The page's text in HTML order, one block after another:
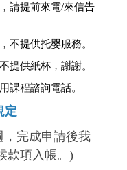
請提前來電/來信告
不提供托嬰服務。
提供紙杯，謝謝。
課程諮詢電話。
定
，完成申請後我
款項入帳。)